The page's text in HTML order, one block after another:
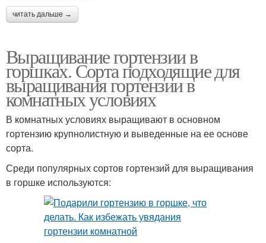
читать дальше →
Выращивание гортензии в
горшках. Сорта подходящие для
выращивания гортензии в
комнатных условиях
В комнатных условиях выращивают в основном
гортензию крупнолистную и выведенные на ее основе
сорта.
Среди популярных сортов гортензий для выращивания
в горшке используются: